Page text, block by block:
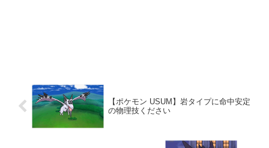
【ポケモン USUM】岩タイプに命中安定
の物理技ください